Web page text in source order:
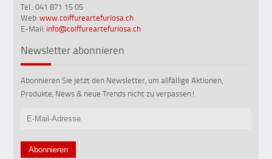
Tel.: 041 871 15 05
Web:www.coiffureartefuriosa.ch
E-Mail: info@coiffureartefuriosa.ch
Newsletter abonnieren
Abonnieren Sie jetzt den Newsletter, um allfällige Aktionen,
Produkte, News & neue Trends nicht zu verpassen!